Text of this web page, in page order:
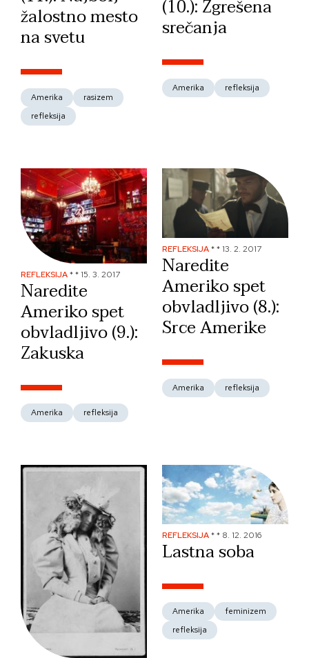
žalostno mesto
na svetu
Amerika
rasizem
refleksija
(10.): Zgrešena
srečanja
Amerika refleksija
REFLEKSIJA** 15. 3. 2017
Naredite
Ameriko spet
obvladljivo (9.):
Zakuska
Amerika refleksija
REFLEKSIJA** 13. 2. 2017
Naredite
Ameriko spet
obvladljivo (8.):
Srce Amerike
Amerika refleksija
REFLEKSIJA** 8. 12. 2016
Lastna soba
Amerika
feminizem
refleksija